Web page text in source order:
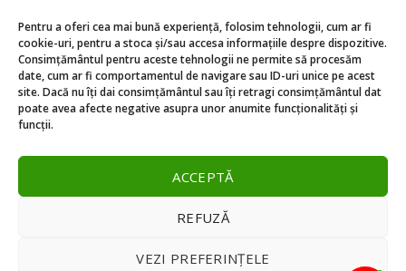
Pentru a oferi cea mai bună experiență, folosim tehnologii, cum ar fi
cookie-uri, pentru a stoca și/sau accesa informațiile despre dispozitive.
Consimțământul pentru aceste tehnologii ne permite să procesăm
date, cum ar fi comportamentul de navigare sau ID-uri unice pe acest
site. Dacă nu îți dai consimțământul sau îți retragi consimțământul dat
poate avea afecte negative asupra unor anumite funcționalități și
funcții.
ACCEPTĂ
REFUZĂ
VEZI PREFERINȚELE
SUNTEM PREZENTI PE